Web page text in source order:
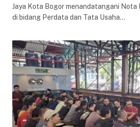
Jaya Kota Bogor menandatangani Nota
di bidang Perdata dan Tata Usaha…